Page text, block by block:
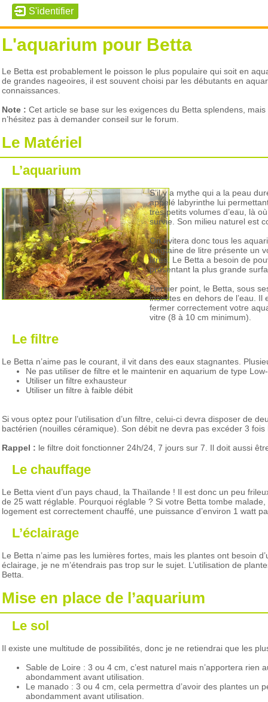
L'aquarium pour Betta
Le Betta est probablement le poisson le plus populaire qui soit en
de grandes nageoires, il est souvent choisi par les débutants en
connaissances.
Note : Cet article se base sur les exigences du Betta splendens,
n’hésitez pas à demander conseil sur le forum.
Le Matériel
L’aquarium
S’il y a mythe qui a la peau
appelé labyrinthe lui
très petits volumes d’eau, là
survie. Son milieu naturel est
On évitera donc tous les
vingtaine de litre présente un
litres. Le Betta a besoin de
présentant la plus grande
Dernier point, le Betta, sous
insectes en dehors de l’eau.
fermer correctement votre
vitre (8 à 10 cm minimum).
Le filtre
Le Betta n’aime pas le courant, il vit dans des eaux stagnantes.
Ne pas utiliser de filtre et le maintenir en aquarium de type
Utiliser un filtre exhausteur
Utiliser un filtre à faible débit
Si vous optez pour l’utilisation d’un filtre, celui-ci devra disposer de
bactérien (nouilles céramique). Son débit ne devra pas excéder 3
Rappel : le filtre doit fonctionner 24h/24, 7 jours sur 7. Il doit aussi
Le chauffage
Le Betta vient d’un pays chaud, la Thaïlande ! Il est donc un peu
de 25 watt réglable. Pourquoi réglable ? Si votre Betta tombe
logement est correctement chauffé, une puissance d’environ 1 watt
L’éclairage
Le Betta n’aime pas les lumières fortes, mais les plantes ont besoin
éclairage, je ne m’étendrais pas trop sur le sujet. L’utilisation de
Betta.
Mise en place de l’aquarium
Le sol
Il existe une multitude de possibilités, donc je ne retiendrai que les
Sable de Loire : 3 ou 4 cm, c’est naturel mais n’apportera
abondamment avant utilisation.
Le manado : 3 ou 4 cm, cela permettra d’avoir des plantes un
abondamment avant utilisation.